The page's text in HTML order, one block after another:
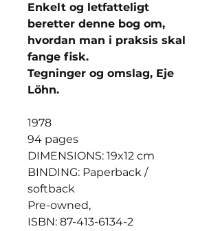
Enkelt og letfatteligt
beretter denne bog om,
hvordan man i praksis skal
fange fisk.
Tegninger og omslag, Eje
Löhn.
1978
94 pages
DIMENSIONS: 19x12 cm
BINDING: Paperback /
softback
Pre-owned,
ISBN: 87-413-6134-2